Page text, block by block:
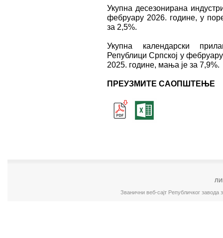
Укупна десезонирана
фебруару 2026. године, у
за 2,5%.
Укупна календарски
Републици Српској у
2025. године, мања је за 7,9%.
ПРЕУЗМИТЕ САОПШТЕЊЕ
Званични веб-сајт Републичког